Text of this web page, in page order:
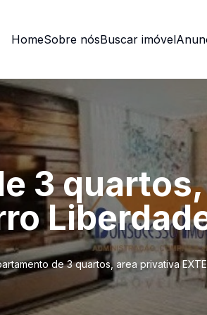
HomeSobre nósBuscar imóvel
3
de 3 quartos, area privativa